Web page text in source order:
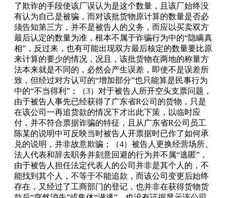
了欺诈的手段使该厂误认为是这个数量，且该厂始终没
有认为自己是被骗，而对该批货物原计算的数量是否必
须告知第三方，并不是被告人的义务，而应以买卖双方
最后认定的数量为准，根本不属于诈骗行为中的“隐瞒真
相”，反过来，也有可能出现双方最后核定的数量要比原
来计算的要少的情况，况且，该批货物在两地的称量方
法本来就是不同的，必然会产生误差，即使不是误差所
致，但经过对方认可的“增加部分”也只能算是民事行为
中的“不当得利”；（3）对于被告人所开空头支票问题，
由于被告人事先已经获得了广东省R公司的货物，只是
在该公司一再追货款的情况下才出此下策，以临时应
付，并不符合票据诈骗的特征，且从广东省R公司员工
陈某的说明中可反映当时被告人开票据时已作了如何承
兑的说明，并非故意欺骗；（4）被告人更换经营场所、
法人代表和辞去职务并刻意回避的行为并不属“逃匿”，
由于被告人担任法定代表人的公司并非是其个人的，不
能找到其个人，不等于不能追款，而该公司变更后始终
存在，又经过了工商部门的登记，也并非在获得货物货